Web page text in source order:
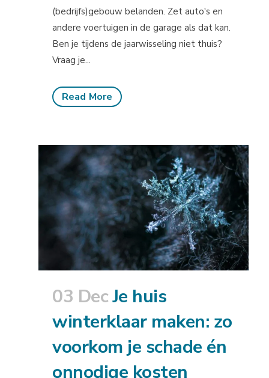
(bedrijfs)gebouw belanden. Zet auto's en
andere voertuigen in de garage als dat kan.
Ben je tijdens de jaarwisseling niet thuis?
Vraag je...
Read More
03 DecJe huis
winterklaar maken: zo
voorkom je schade én
onnodige kosten